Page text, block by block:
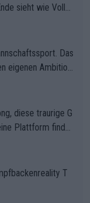
sieht wie Voller
hat un
taktischer
Beobachtung trifft
war das e
die Tür z
Dilemma am Mon
spekulierte in die
Trikot die N
zu verteidigen.De
sofort s
auf die Tempo
Das
Ambition
konkret am Erf
Das ist ein Zei
diese traurige G
Plattform finde
T